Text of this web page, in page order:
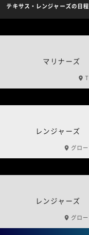
テキサス・レンジャーズの日程
マリナーズ
レンジャーズ
グロ
レンジャーズ
グロ